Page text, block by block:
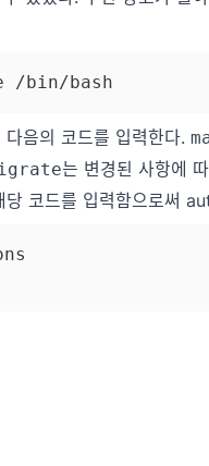
음의 코드를 입력한다.
는 변경된 사항에
코드를 입력함으로써